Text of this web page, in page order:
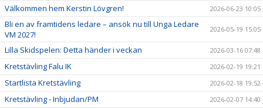
KLÄDER OCH UTRUSTNING
BLI MEDLEM
FUNKTIONÄRER
VASALOPPET
Välkommen hem Kerstin Lövgren! 2026-06-23 10:05
Bli en av framtidens ledare – ansök nu till Unga Ledare
VM 2027!
2026-05-19 15:05
Lilla Skidspelen: Detta händer i veckan 2026-03-16 07:48
Kretstävling Falu IK 2026-02-19 19:21
Startlista Kretstävling 2026-02-18 19:52
Kretstävling - Inbjudan/PM 2026-02-07 14:40